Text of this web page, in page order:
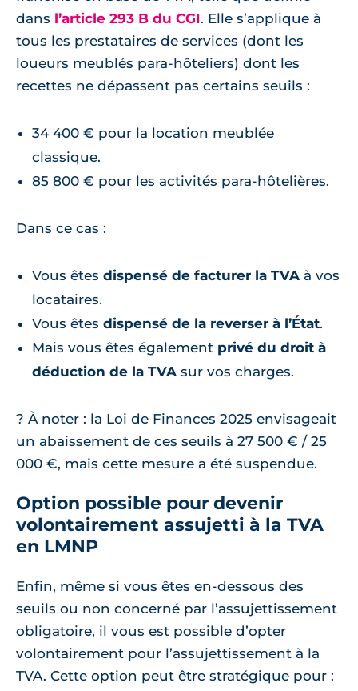
dans l’article 293 B du CGI. Elle s’applique à
tous les prestataires de services (dont les
loueurs meublés para-hôteliers) dont les
recettes ne dépassent pas certains seuils :
34 400 € pour la location meublée
classique.
85 800 € pour les activités para-hôtelières.
Dans ce cas :
Vous êtes dispensé de facturer la TVA à vos
locataires.
Vous êtes dispensé de la reverser à l’État.
Mais vous êtes également privé du droit à
déduction de la TVA sur vos charges.
? À noter : la Loi de Finances 2025 envisageait
un abaissement de ces seuils à 27 500 € / 25
000 €, mais cette mesure a été suspendue.
Option possible pour devenir
volontairement assujetti à la TVA
en LMNP
Enfin, même si vous êtes en-dessous des
seuils ou non concerné par l’assujettissement
obligatoire, il vous est possible d’opter
volontairement pour l’assujettissement à la
TVA. Cette option peut être stratégique pour :